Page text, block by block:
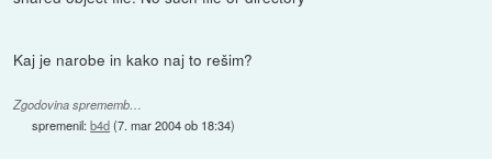
Kaj je narobe in kako naj to rešim?
Zgodovina sprememb…
spremenil:b4d(7. mar 2004 ob 18:34)